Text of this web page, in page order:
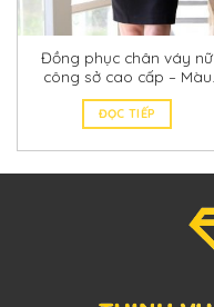
Đồng phục chân váy nữ
công sở cao cấp – Màu
đen
ĐỌC TIẾP